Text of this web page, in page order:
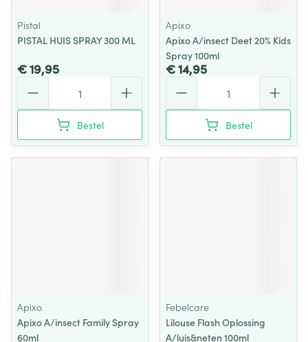
Pistal
PISTAL HUIS SPRAY 300 ML
€ 19,95
Bestel
Apixo
Apixo A/insect Deet 20% Kids
Spray 100ml
€ 14,95
Bestel
Apixo
Apixo A/insect Family Spray
60ml
Febelcare
Lilouse Flash Oplossing
A/luis&neten 100ml